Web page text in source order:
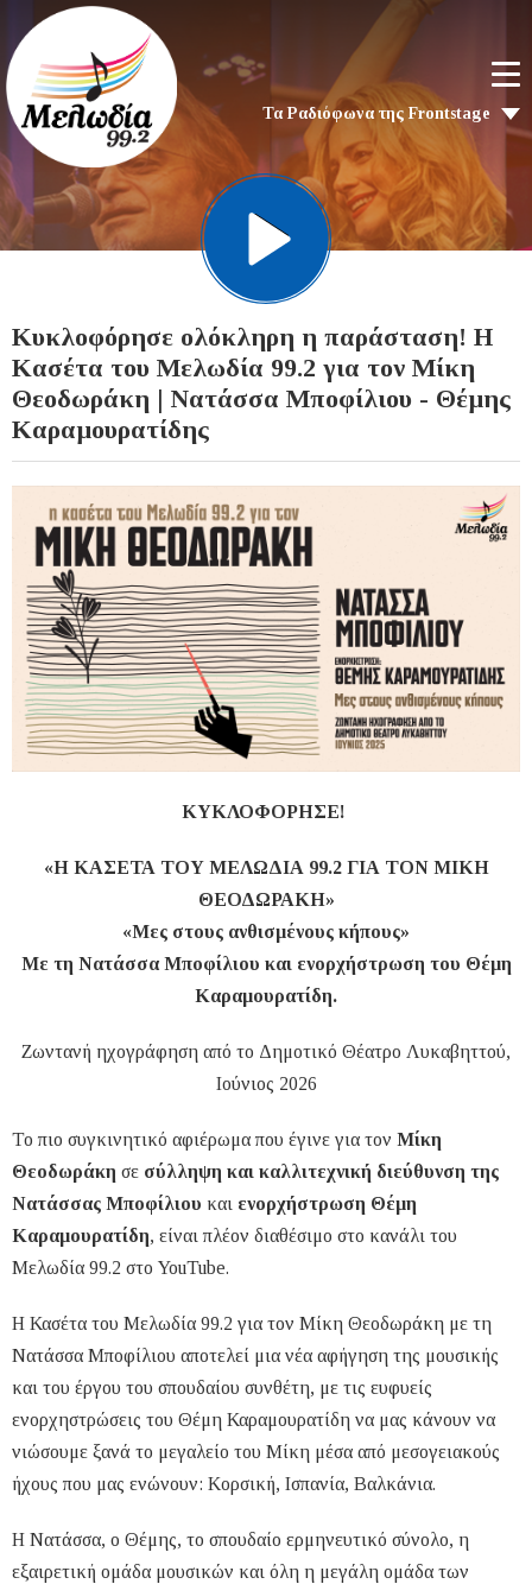
Τα Ραδιόφωνα της Frontstage
Κυκλοφόρησε ολόκληρη η παράσταση!​​​​​​​ Η
Κασέτα του Μελωδία 99.2 για τον Μίκη
Θεοδωράκη | Νατάσσα Μποφίλιου - Θέμης
Καραμουρατίδης
ΚΥΚΛΟΦΟΡΗΣΕ!
«Η ΚΑΣΕΤΑ ΤΟΥ ΜΕΛΩΔΙΑ 99.2 ΓΙΑ ΤΟΝ ΜΙΚΗ
ΘΕΟΔΩΡΑΚΗ»
«Μες στους ανθισμένους κήπους»
Με τη Νατάσσα Μποφίλιου και ενορχήστρωση του Θέμη
Καραμουρατίδη.
Ζωντανή ηχογράφηση από το Δημοτικό Θέατρο Λυκαβηττού,
Ιούνιος 2026
Το πιο συγκινητικό αφιέρωμα που έγινε για τον Μίκη
Θεοδωράκη σε σύλληψη και καλλιτεχνική διεύθυνση της
Νατάσσας Μποφίλιου και ενορχήστρωση Θέμη
Καραμουρατίδη, είναι πλέον διαθέσιμο στο κανάλι του
Μελωδία 99.2 στο YouTube.
Η Κασέτα του Μελωδία 99.2 για τον Μίκη Θεοδωράκη με τη
Νατάσσα Μποφίλιου αποτελεί μια νέα αφήγηση της μουσικής
και του έργου του σπουδαίου συνθέτη, με τις ευφυείς
ενορχηστρώσεις του Θέμη Καραμουρατίδη να μας κάνουν να
νιώσουμε ξανά το μεγαλείο του Μίκη μέσα από μεσογειακούς
ήχους που μας ενώνουν: Κορσική, Ισπανία, Βαλκάνια.
Η Νατάσσα, ο Θέμης, το σπουδαίο ερμηνευτικό σύνολο, η
εξαιρετική ομάδα μουσικών και όλη η μεγάλη ομάδα των